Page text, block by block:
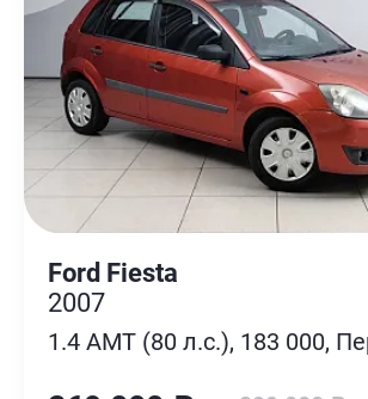
Ford Fiesta
2007
1.4 AMT (80 л.с.), 183 000,